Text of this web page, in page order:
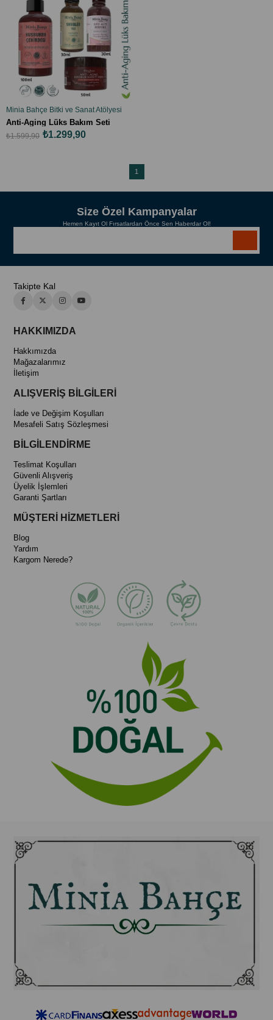
SEPETE EKLE
Minia Bahçe Bitki ve Sanat Atölyesi
Anti-Aging Lüks Bakım Seti
₺1.299,90
₺1.599,90
1
Size Özel Kampanyalar
Hemen Kayıt Ol Fırsatlardan Önce Sen Haberdar Ol!
Takipte Kal
HAKKIMIZDA
Hakkımızda
Mağazalarımız
İletişim
ALIŞVERİŞ BİLGİLERİ
İade ve Değişim Koşulları
Mesafeli Satış Sözleşmesi
BİLGİLENDİRME
Teslimat Koşulları
Güvenli Alışveriş
Üyelik İşlemleri
Garanti Şartları
MÜŞTERİ HİZMETLERİ
Blog
Yardım
Kargom Nerede?